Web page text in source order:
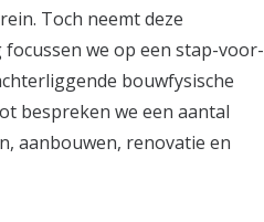
Toch neemt deze
we op een stap-voor-
bouwfysische
bespreken we een aantal
aanbouwen, renovatie en